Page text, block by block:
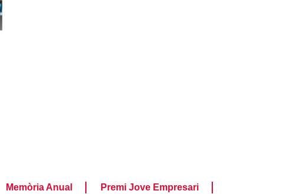
Memòria Anual Premi Jove Empresari